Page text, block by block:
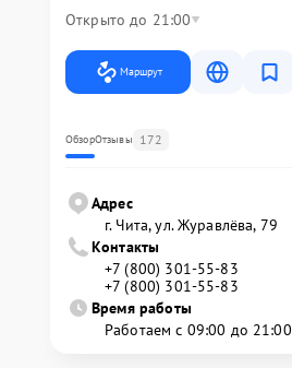
Открыто до 21:00
Маршрут
ОбзорОтзывы 172
Адрес
г. Чита, ул. Журавлёва, 79
Контакты
+7 (800) 301-55-83
+7 (800) 301-55-83
Время работы
Работаем с 09:00 до 21:00